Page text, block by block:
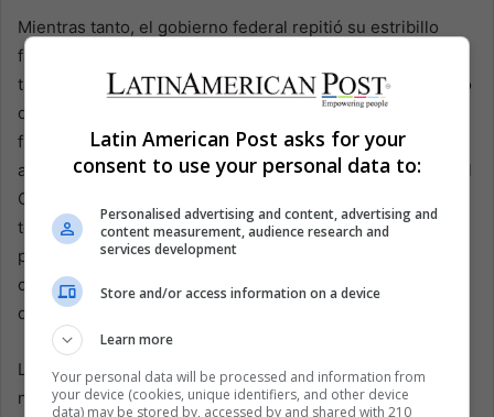
Mientras tanto, el gobierno federal repitió su estribillo
familiar: los homicidios van a la baja, los secuestros
también. Analistas respondieron con frías hojas de cálculo
que muestran a Tamaulipas aún entre los corredores
fronterizos más mortales. Las alertas de viaje de EE.UU.
advirtieron a los turistas que se mantuvieran alejados, y el
Cártel del Golfo fue incluido en la lista de “organizaciones
terroristas globales” de Washington—una etiqueta con
poco efecto en el terreno, donde la policía local a menudo
comparte apellido o nómina con los mismos pistoleros
que debería perseguir.
Los residentes aprendieron hace tiempo a navegar la
niebla moral. Pasan retenes atendidos por hombres
Latin American Post asks for your
consent to use your personal data to:
Personalised advertising and content, advertising and
content measurement, audience research and
services development
Store and/or access information on a device
Learn more
Your personal data will be processed and information from
your device (cookies, unique identifiers, and other device
data) may be stored by, accessed by and shared with 210